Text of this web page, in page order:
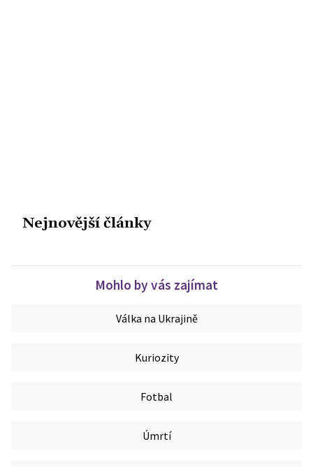
Nejnovější články
Mohlo by vás zajímat
Válka na Ukrajině
Kuriozity
Fotbal
Úmrtí